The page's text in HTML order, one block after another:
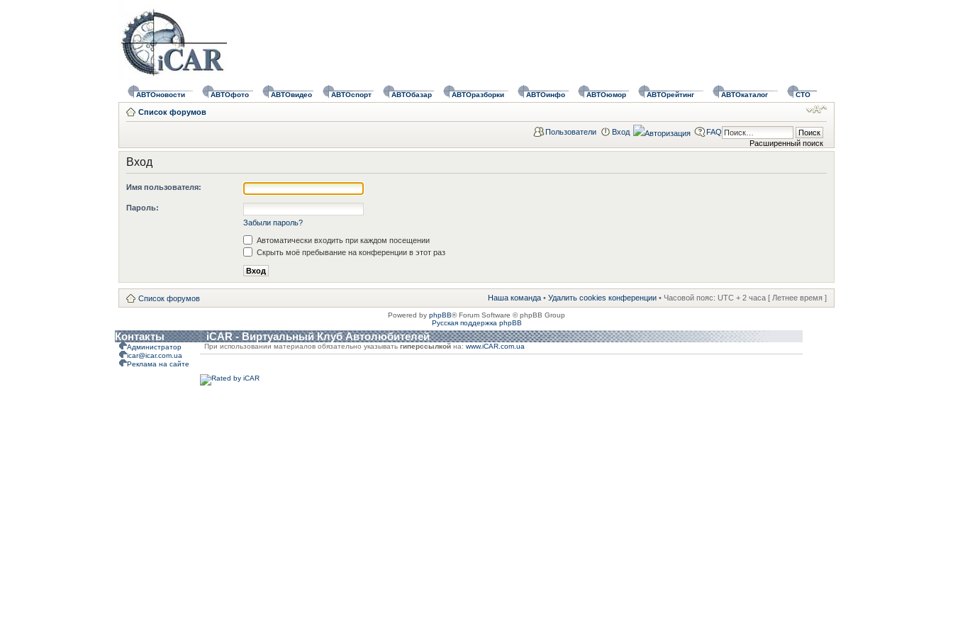
АВТОновости АВТОфото АВТОвидео АВТОспорт АВТОбазар АВТОразборки АВТОинфо АВТОюмор АВТОрейтинг АВТОкаталог СТО
Список форумов
Расширенный поиск
Пользователи Вход FAQ
Вход
Имя пользователя:
Пароль:
Забыли пароль?
Автоматически входить при каждом посещении
Скрыть моё пребывание на конференции в этот раз
Список форумов Наша команда • Удалить cookies конференции • Часовой пояс: UTC + 2 часа [ Летнее время ]
Powered by phpBB® Forum Software © phpBB Group
Русская поддержка phpBB
Контакты iCAR - Виртуальный Клуб Автолюбителей
Администратор
icar@icar.com.ua
Реклама на сайте
При использовании материалов обязательно указывать гиперссылкой на: www.iCAR.com.ua